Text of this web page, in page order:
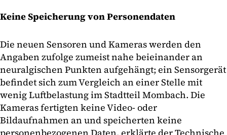
Keine Speicherung von Personendaten
Die neuen Sensoren und Kameras werden den
Angaben zufolge zumeist nahe beieinander an
neuralgischen Punkten aufgehängt; ein Sensorgerät
befindet sich zum Vergleich an einer Stelle mit
wenig Luftbelastung im Stadtteil Mombach. Die
Kameras fertigten keine Video- oder
Bildaufnahmen an und speicherten keine